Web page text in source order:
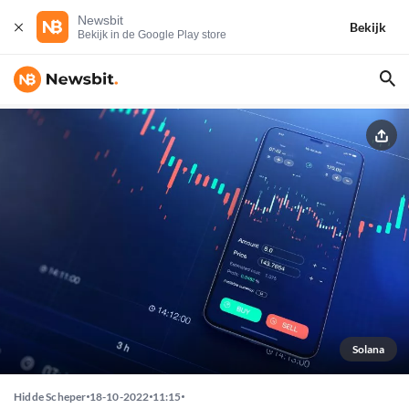
Newsbit
Bekijk in de Google Play store
Bekijk
Solana
Hidde Scheper 18-10-2022 11:15